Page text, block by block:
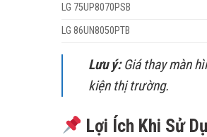
LG 75UP8070PSB
LG 86UN8050PTB
Lưu ý:Giá thay màn
kiện thị trường.
Lợi Ích Khi Sử